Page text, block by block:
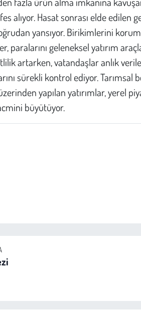
alıyor. Hasat sonrası elde edilen
yansıyor. Birikimlerini
geleneksel yatırım
artarken, vatandaşlar anlık
sürekli kontrol ediyor. Tarımsal
yapılan yatırımlar, yerel
büyütüyor.